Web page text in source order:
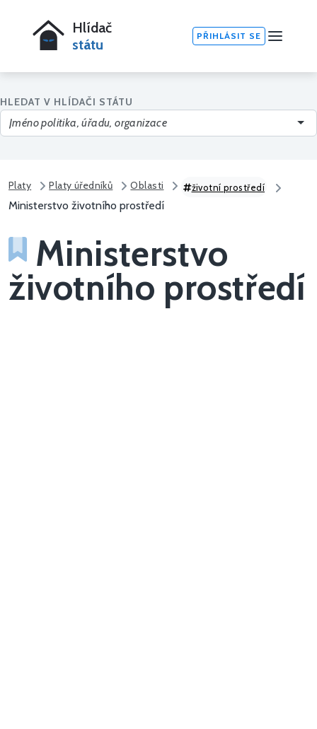
Hlídač
státu
PŘIHLÁSIT SE
HLEDAT V HLÍDAČI STÁTU
Platy Platy úředníků Oblasti životní prostředí
Ministerstvo životního prostředí
Ministerstvo
životního prostředí